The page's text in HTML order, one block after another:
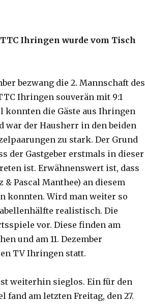
Ihringen wurde vom Tisch
bezwang die 2. Mannschaft des
Ihringen souverän mit 9:1
die Gäste aus Ihringen
war der Hausherr in den beiden
zu stark. Der Grund
der Gastgeber erstmals in dieser
ist. Erwähnenswert ist, dass
& Pascal Manthee) an diesem
konnten. Wird man weiter so
realistisch. Die
vor. Diese finden am
und am 11. Dezember
TV Ihringen statt.
weiterhin sieglos. Ein für den
am letzten Freitag, den 27.